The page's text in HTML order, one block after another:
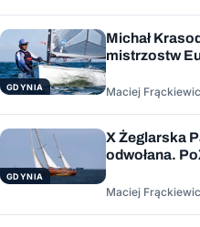
GDYNIA
Michał
mistrzostw
Maciej
GDYNIA
X Żeglarska
odwołana.
Maciej